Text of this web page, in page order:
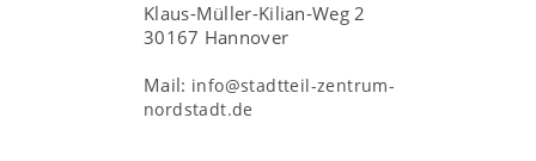
Klaus-Müller-Kilian-Weg 2
30167 Hannover
Mail: info@stadtteil-zentrum-
nordstadt.de